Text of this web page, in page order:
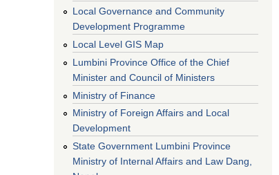
Local Governance and Community
Development Programme
Local Level GIS Map
Lumbini Province Office of the Chief
Minister and Council of Ministers
Ministry of Finance
Ministry of Foreign Affairs and Local
Development
State Government Lumbini Province
Ministry of Internal Affairs and Law Dang,